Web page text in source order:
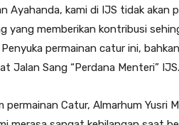
Ayahanda, kami di IJS tidak akan
yang memberikan kontribusi
Penyuka permainan catur ini,
Jalan Sang “Perdana Menteri” IJS.
permainan Catur, Almarhum Yusri